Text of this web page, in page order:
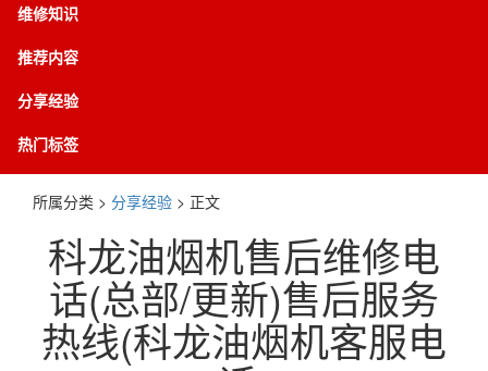
维修知识
推荐内容
分享经验
热门标签
所属分类 > 分享经验 > 正文
科龙油烟机售后维修电
话(总部/更新)售后服务
热线(科龙油烟机客服电